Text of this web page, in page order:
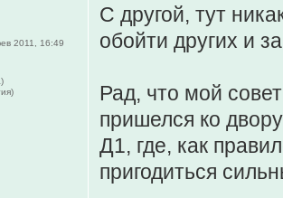
С другой, тут
обойти других и
Рад, что мой
пришелся ко
Д1, где, как
пригодиться
2011, 16:49